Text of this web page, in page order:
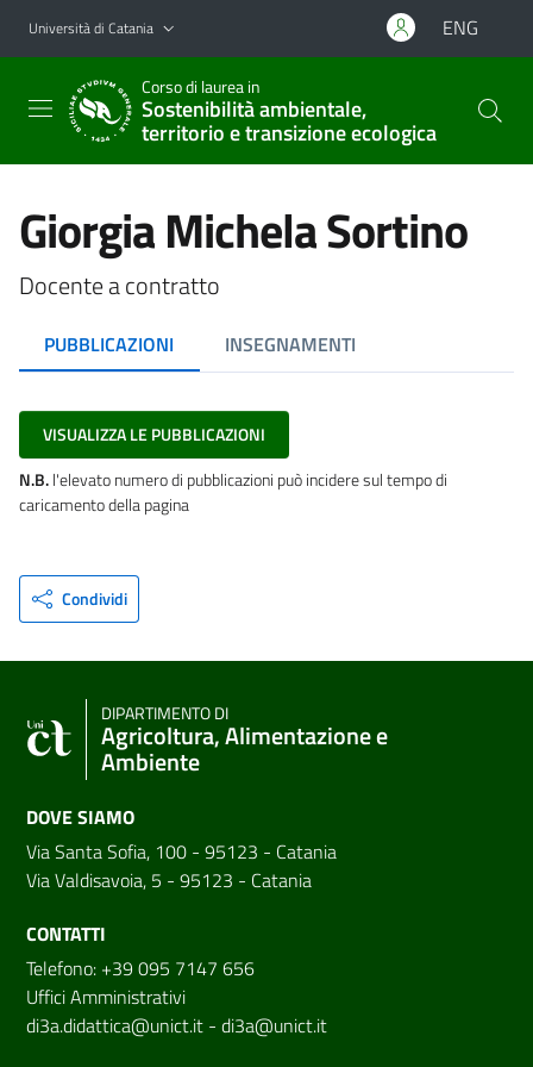
Vai al contenuto principale
Vai al menu di navigazione
Università di Catania ENG
Corso di laurea in
Sostenibilità ambientale,
territorio e transizione ecologica
Giorgia Michela Sortino
Docente a contratto
PUBBLICAZIONI INSEGNAMENTI
VISUALIZZA LE PUBBLICAZIONI
N.B.l'elevato numero di pubblicazioni può incidere sul tempo di
caricamento della pagina
Condividi
DIPARTIMENTO DI
Agricoltura, Alimentazione e
Ambiente
DOVE SIAMO
Via Santa Sofia, 100 - 95123 - Catania
Via Valdisavoia, 5 - 95123 - Catania
CONTATTI
Telefono: +39 095 7147 656
Uffici Amministrativi
di3a.didattica@unict.it - di3a@unict.it